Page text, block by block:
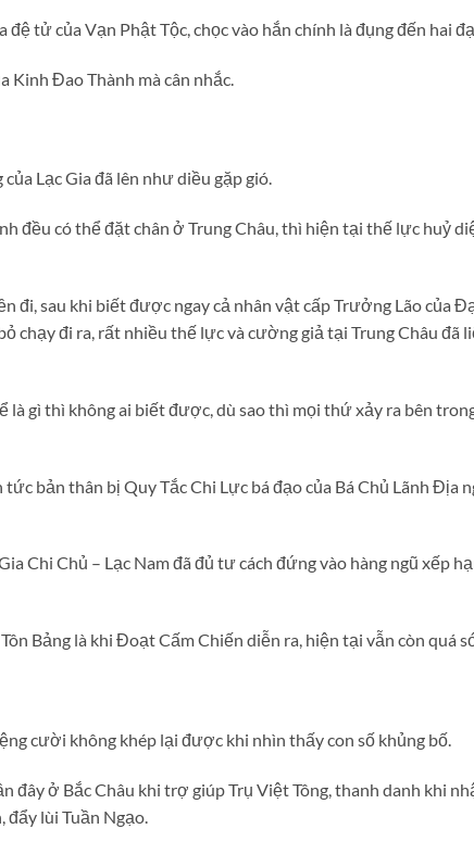
đệ tử của Vạn Phật Tộc, chọc vào hắn chính là đụng đến hai
Kinh Đao Thành mà cân nhắc.
Lạc Gia đã lên như diều gặp gió.
đều có thể đặt chân ở Trung Châu, thì hiện tại thế lực huỷ
sau khi biết được ngay cả nhân vật cấp Trưởng Lão của
chạy đi ra, rất nhiều thế lực và cường giả tại Trung Châu đã
gì thì không ai biết được, dù sao thì mọi thứ xảy ra bên
bản thân bị Quy Tắc Chi Lực bá đạo của Bá Chủ Lãnh Địa
Chi Chủ – Lạc Nam đã đủ tư cách đứng vào hàng ngũ xếp
Bảng là khi Đoạt Cấm Chiến diễn ra, hiện tại vẫn còn quá
cười không khép lại được khi nhìn thấy con số khủng bố.
đây ở Bắc Châu khi trợ giúp Trụ Việt Tông, thanh danh khi
lùi Tuần Ngạo.